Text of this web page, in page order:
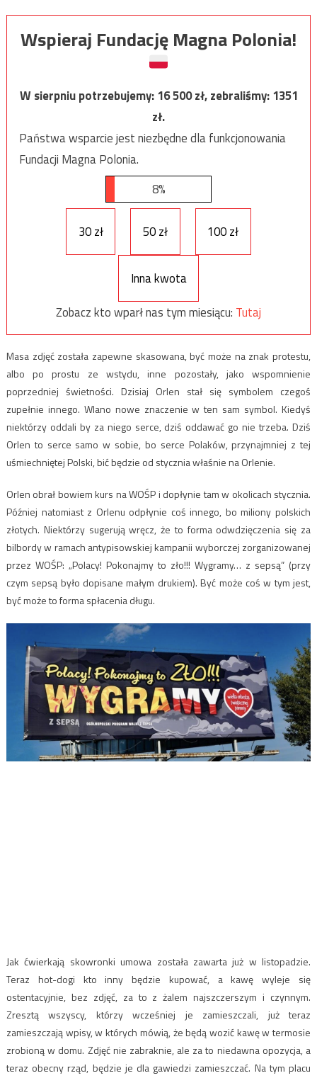
Wspieraj Fundację Magna Polonia!
W sierpniu potrzebujemy:16 500zł, zebraliśmy:1351
zł.
Państwa wsparcie jest niezbędne dla funkcjonowania
Fundacji Magna Polonia.
8%
30 zł 50 zł 100 zł
Inna kwota
Zobacz kto wparł nas tym miesiącu: Tutaj
Masa zdjęć została zapewne skasowana, być może na znak protestu,
albo po prostu ze wstydu, inne pozostały, jako wspomnienie
poprzedniej świetności. Dzisiaj Orlen stał się symbolem czegoś
zupełnie innego. Wlano nowe znaczenie w ten sam symbol. Kiedyś
niektórzy oddali by za niego serce, dziś oddawać go nie trzeba. Dziś
Orlen to serce samo w sobie, bo serce Polaków, przynajmniej z tej
uśmiechniętej Polski, bić będzie od stycznia właśnie na Orlenie.
Orlen obrał bowiem kurs na WOŚP i dopłynie tam w okolicach stycznia.
Później natomiast z Orlenu odpłynie coś innego, bo miliony polskich
złotych. Niektórzy sugerują wręcz, że to forma odwdzięczenia się za
bilbordy w ramach antypisowskiej kampanii wyborczej zorganizowanej
przez WOŚP: „Polacy! Pokonajmy to zło!!! Wygramy… z sepsą” (przy
czym sepsą było dopisane małym drukiem). Być może coś w tym jest,
być może to forma spłacenia długu.
Jak ćwierkają skowronki umowa została zawarta już w listopadzie.
Teraz hot-dogi kto inny będzie kupować, a kawę wyleje się
ostentacyjnie, bez zdjęć, za to z żalem najszczerszym i czynnym.
Zresztą wszyscy, którzy wcześniej je zamieszczali, już teraz
zamieszczają wpisy, w których mówią, że będą wozić kawę w termosie
zrobioną w domu. Zdjęć nie zabraknie, ale za to niedawna opozycja, a
teraz obecny rząd, będzie je dla gawiedzi zamieszczać. Na tym placu